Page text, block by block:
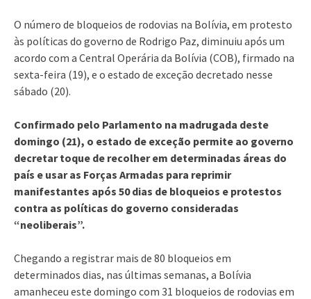
O número de bloqueios de rodovias na Bolívia, em protesto
às políticas do governo de Rodrigo Paz, diminuiu após um
acordo com a Central Operária da Bolívia (COB), firmado na
sexta-feira (19), e o estado de exceção decretado nesse
sábado (20).
Confirmado pelo Parlamento na madrugada deste
domingo (21), o estado de exceção permite ao governo
decretar toque de recolher em determinadas áreas do
país e usar as Forças Armadas para reprimir
manifestantes após 50 dias de bloqueios e protestos
contra as políticas do governo consideradas
“neoliberais”.
Chegando a registrar mais de 80 bloqueios em
determinados dias, nas últimas semanas, a Bolívia
amanheceu este domingo com 31 bloqueios de rodovias em